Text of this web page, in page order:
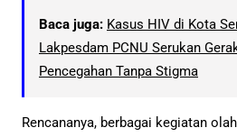
Baca juga: Kasus HIV di Kota
Lakpesdam PCNU Serukan
Pencegahan Tanpa Stigma
Rencananya, berbagai kegiatan